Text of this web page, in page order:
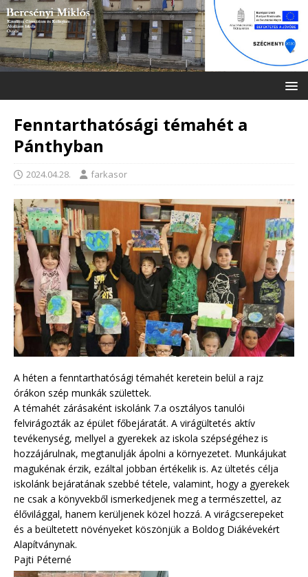
Fenntarthatósági témahét a
Pánthyban
2024.04.28. farkasor
A héten a fenntarthatósági témahét keretein belül a rajz
órákon szép munkák születtek.
A témahét zárásaként iskolánk 7.a osztályos tanulói
felvirágozták az épület főbejáratát. A virágültetés aktív
tevékenység, mellyel a gyerekek az iskola szépségéhez is
hozzájárulnak, megtanulják ápolni a környezetet. Munkájukat
magukénak érzik, ezáltal jobban értékelik is. Az ültetés célja
iskolánk bejáratának szebbé tétele, valamint, hogy a gyerekek
ne csak a könyvekből ismerkedjenek meg a természettel, az
élővilággal, hanem kerüljenek közel hozzá. A virágcserepeket
és a beültetett növényeket köszönjük a Boldog Diákévekért
Alapítványnak.
Pajti Péterné